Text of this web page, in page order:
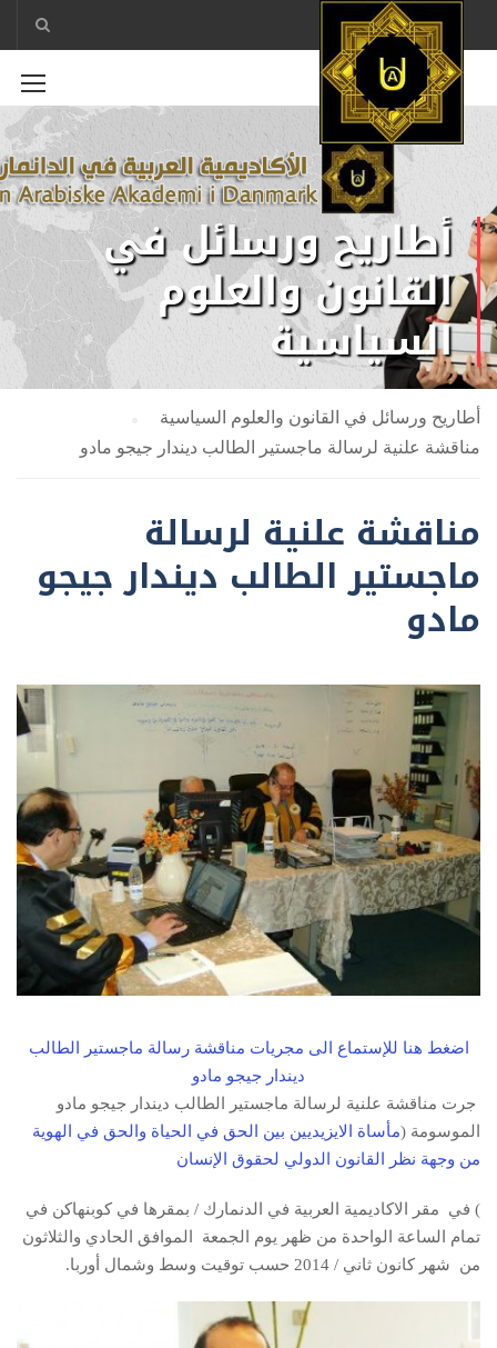
أطاريح ورسائل في
القانون والعلوم
السياسية
أطاريح ورسائل في القانون والعلوم السياسية
مناقشة علنية لرسالة ماجستير الطالب ديندار جيجو مادو
مناقشة علنية لرسالة
ماجستير الطالب ديندار جيجو
مادو
اضغط هنا للإستماع الى مجريات مناقشة رسالة ماجستير الطالب
ديندار جيجو مادو
جرت مناقشة علنية لرسالة ماجستير الطالب ديندار جيجو مادو
الموسومة (مأساة الايزيديين بين الحق في الحياة والحق في الهوية
من وجهة نظر القانون الدولي لحقوق الإنسان
) في مقر الاكاديمية العربية في الدنمارك / بمقرها في كوبنهاكن في
تمام الساعة الواحدة من ظهر يوم الجمعة الموافق الحادي والثلاثون
من شهر كانون ثاني / 2014 حسب توقيت وسط وشمال أوربا.